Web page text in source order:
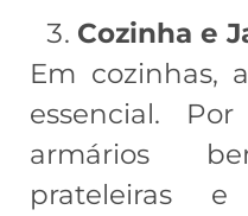
Cozinha e
Em cozinhas,
essencial.
armários
prateleiras e